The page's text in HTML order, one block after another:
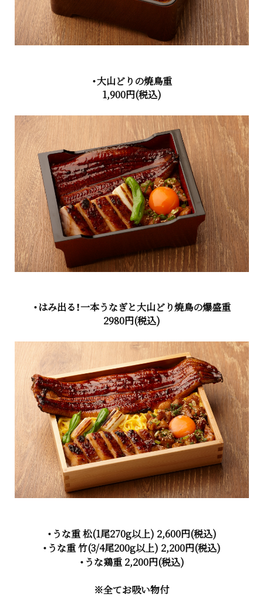
・大山どりの焼鳥重
1,900円(税込)
・はみ出る！一本うなぎと大山どり焼鳥の爆盛重
2980円(税込)
・うな重 松(1尾270g以上) 2,600円(税込)
・うな重 竹(3/4尾200g以上) 2,200円(税込)
・うな鶏重 2,200円(税込)
※全てお吸い物付